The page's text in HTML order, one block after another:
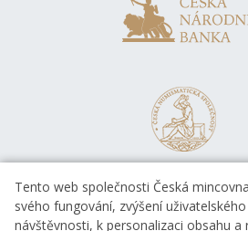
Tento web společnosti Česká
svého fungování, zvýšení
návštěvnosti, k personalizaci obsahu a